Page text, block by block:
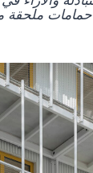
ملحقة